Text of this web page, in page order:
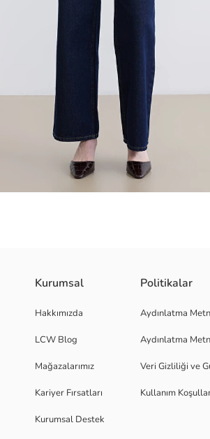
Kurumsal
Hakkımızda
LCW Blog
Mağazalarımız
Kariyer Fırsatları
Kurumsal Destek
Politikalar
Aydınlatma
Aydınlatma
Veri Gizliliği ve
Kullanım